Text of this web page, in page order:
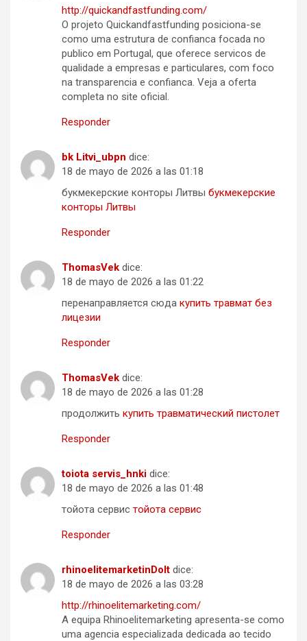
http://quickandfastfunding.com/
O projeto Quickandfastfunding posiciona-se
como uma estrutura de confianca focada no
publico em Portugal, que oferece servicos de
qualidade a empresas e particulares, com foco
na transparencia e confianca. Veja a oferta
completa no site oficial.
Responder
bk Litvi_ubpn dice:
18 de mayo de 2026 a las 01:18
букмекерские конторы Литвы букмекерские
конторы Литвы
Responder
ThomasVek dice:
18 de mayo de 2026 a las 01:22
перенаправляется сюда купить травмат без
лицезии
Responder
ThomasVek dice:
18 de mayo de 2026 a las 01:28
продолжить купить травматический пистолет
Responder
toiota servis_hnki dice:
18 de mayo de 2026 a las 01:48
тойота сервис тойота сервис
Responder
rhinoelitemarketinDoIt dice:
18 de mayo de 2026 a las 03:28
http://rhinoelitemarketing.com/
A equipa Rhinoelitemarketing apresenta-se como
uma agencia especializada dedicada ao tecido